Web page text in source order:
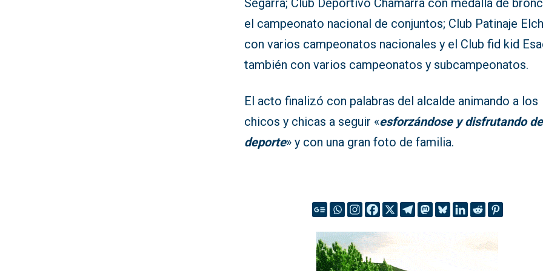
Segarra; Club Deportivo Chamarra con medalla de
el campeonato nacional de conjuntos; Club Patinaje
con varios campeonatos nacionales y el Club fid kid
también con varios campeonatos y subcampeonatos.
El acto finalizó con palabras del alcalde animando a los
chicos y chicas a seguir «esforzándose y disfrutando
deporte» y con una gran foto de familia.